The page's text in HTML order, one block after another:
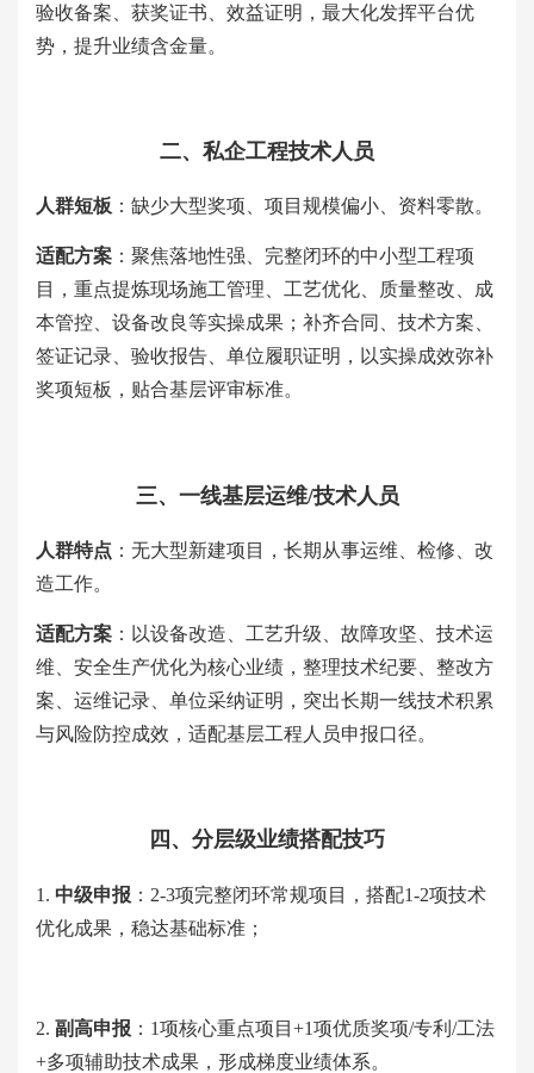
验收备案、获奖证书、效益证明，最大化发挥平台优
势，提升业绩含金量。
二、私企工程技术人员
人群短板 ：缺少大型奖项、项目规模偏小、资料零散。
适配方案 ：聚焦落地性强、完整闭环的中小型工程项
目，重点提炼现场施工管理、工艺优化、质量整改、成
本管控、设备改良等实操成果；补齐合同、技术方案、
签证记录、验收报告、单位履职证明，以实操成效弥补
奖项短板，贴合基层评审标准。
三、一线基层运维/技术人员
人群特点 ：无大型新建项目，长期从事运维、检修、改
造工作。
适配方案 ：以设备改造、工艺升级、故障攻坚、技术运
维、安全生产优化为核心业绩，整理技术纪要、整改方
案、运维记录、单位采纳证明，突出长期一线技术积累
与风险防控成效，适配基层工程人员申报口径。
四、分层级业绩搭配技巧
1. 中级申报 ： 2-3项完整闭环常规项目，搭配1-2项技术
优化成果，稳达基础标准；
2. 副高申报 ： 1项核心重点项目+1项优质奖项/专利/工法
+多项辅助技术成果，形成梯度业绩体系。